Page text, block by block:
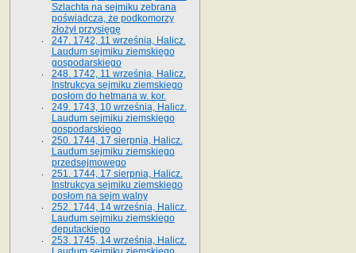
Szlachta na sejmiku zebrana
poświadcza, że podkomorzy
złożył przysięgę
247. 1742, 11 września, Halicz.
Laudum sejmiku ziemskiego
gospodarskiego
248. 1742, 11 września, Halicz.
Instrukcya sejmiku ziemskiego
posłom do hetmana w. kor.
249. 1743, 10 września, Halicz.
Laudum sejmiku ziemskiego
gospodarskiego
250. 1744, 17 sierpnia, Halicz.
Laudum sejmiku ziemskiego
przedsejmowego
251. 1744, 17 sierpnia, Halicz.
Instrukcya sejmiku ziemskiego
posłom na sejm walny
252. 1744, 14 września, Halicz.
Laudum sejmiku ziemskiego
deputackiego
253. 1745, 14 września, Halicz.